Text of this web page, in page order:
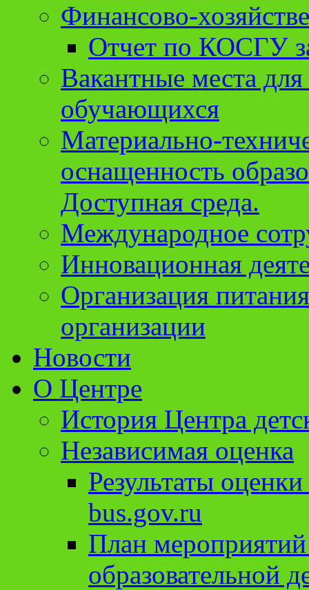
Финансово-
Отчет по КОСГУ
Вакантные места
обучающихся
Материально-
оснащенность
Доступная среда.
Международное
Инновационная
Организация
организации
Новости
О Центре
История Центра
Независимая оценка
Результаты
bus.gov.ru
План
образовательной